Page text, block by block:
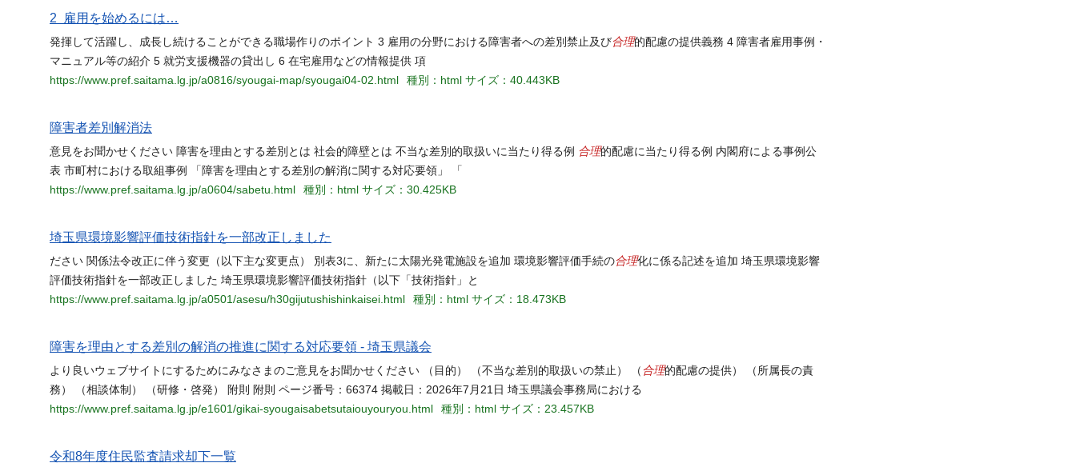
2 雇用を始めるには…
発揮して活躍し、成長し続けることができる職場作りのポイント 3 雇用の分野における障害者への差別禁止及び合理的配慮の提供義務 4 障害者雇用事例・
マニュアル等の紹介 5 就労支援機器の貸出し 6 在宅雇用などの情報提供 項
https://www.pref.saitama.lg.jp/a0816/syougai-map/syougai04-02.html
種別：html サイズ：40.443KB
障害者差別解消法
意見をお聞かせください 障害を理由とする差別とは 社会的障壁とは 不当な差別的取扱いに当たり得る例 合理的配慮に当たり得る例 内閣府による事例公
表 市町村における取組事例 「障害を理由とする差別の解消に関する対応要領」 「
https://www.pref.saitama.lg.jp/a0604/sabetu.html
種別：html サイズ：30.425KB
埼玉県環境影響評価技術指針を一部改正しました
ださい 関係法令改正に伴う変更（以下主な変更点） 別表3に、新たに太陽光発電施設を追加 環境影響評価手続の合理化に係る記述を追加 埼玉県環境影響
評価技術指針を一部改正しました 埼玉県環境影響評価技術指針（以下「技術指針」と
https://www.pref.saitama.lg.jp/a0501/asesu/h30gijutushishinkaisei.html
種別：html サイズ：18.473KB
障害を理由とする差別の解消の推進に関する対応要領 - 埼玉県議会
より良いウェブサイトにするためにみなさまのご意見をお聞かせください （目的） （不当な差別的取扱いの禁止） （ 合理的配慮の提供） （所属長の責
務） （相談体制） （研修・啓発） 附則 附則 ページ番号：66374 掲載日：2026年7月21日 埼玉県議会事務局における
https://www.pref.saitama.lg.jp/e1601/gikai-syougaisabetsutaiouyouryou.html
種別：html サイズ：23.457KB
令和8年度住民監査請求却下一覧